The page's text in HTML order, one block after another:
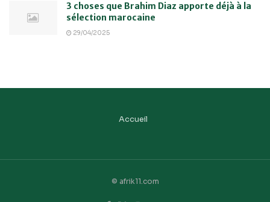
3 choses que Brahim Diaz apporte déjà à la
sélection marocaine
29/04/2025
Accueil
© afrik11.com